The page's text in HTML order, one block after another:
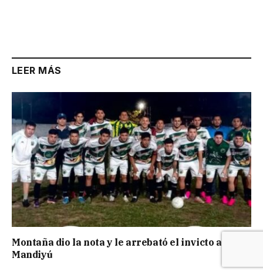
LEER MÁS
Montaña dio la nota y le arrebató el invicto a
Mandiyú